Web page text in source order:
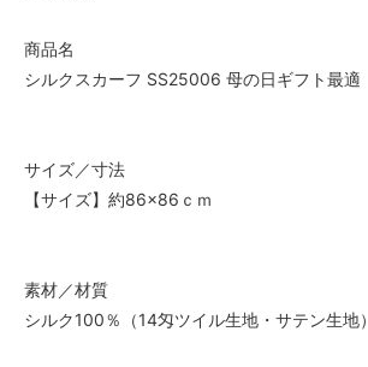
商品名
シルクスカーフ SS25006 母の日ギフト最適
サイズ／寸法
【サイズ】約86×86ｃｍ
素材／材質
シルク100％（14匁ツイル生地・サテン生地）